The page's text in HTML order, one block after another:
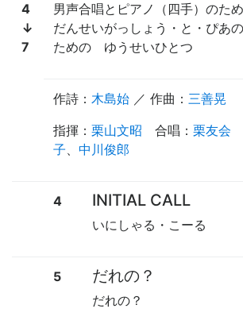
4
↓
7
男声合唱とピアノ（四手）のた
だんせいがっしょう・と・ぴあ
ための ゆうせいひとつ
作詩 ： 木島始 ／ 作曲： 三善晃
指揮 ： 栗山文昭 合唱 ： 栗友会
子、 中川俊郎
4 INITIAL CALL
いにしゃる・こーる
5 だれの？
だれの？